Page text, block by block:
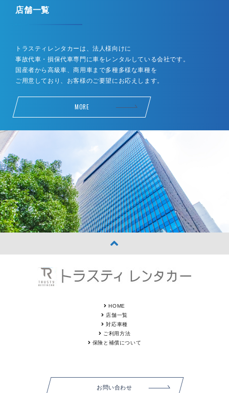
店舗一覧
トラスティレンタカーは、法人様向けに
事故代車・損保代車専門に車をレンタルしている会社です。
国産者から高級車、商用車まで多種多様な車種を
ご用意しており、お客様のご要望にお応えします。
MORE
HOME
店舗一覧
対応車種
ご利用方法
保険と補償について
お問い合わせ